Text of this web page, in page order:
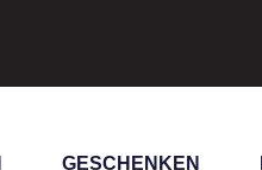
GESCHENKEN